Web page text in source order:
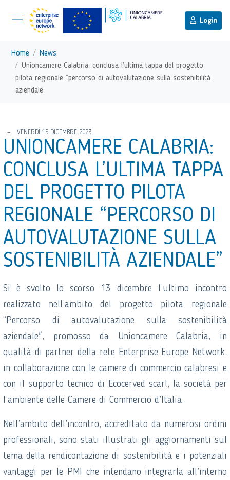
Vai ai contenuti
Login
torna al menu di scelta rapida
Menu di navigazione principale
Home
News
Unioncamere Calabria: conclusa l’ultima tappa del progetto
pilota regionale “percorso di autovalutazione sulla sostenibilità
aziendale”
VENERDÌ 15 DICEMBRE 2023
UNIONCAMERE CALABRIA:
CONCLUSA L’ULTIMA TAPPA
DEL PROGETTO PILOTA
REGIONALE “PERCORSO DI
AUTOVALUTAZIONE SULLA
SOSTENIBILITÀ AZIENDALE”
Si è svolto lo scorso 13 dicembre l’ultimo incontro
realizzato nell’ambito del progetto pilota regionale
“Percorso di autovalutazione sulla sostenibilità
aziendale", promosso da Unioncamere Calabria, in
qualità di partner della rete Enterprise Europe Network,
in collaborazione con le camere di commercio calabresi e
con il supporto tecnico di Ecocerved scarl, la società per
l’ambiente delle Camere di Commercio d’Italia.
Nell’ambito dell’incontro, accreditato da numerosi ordini
professionali, sono stati illustrati gli aggiornamenti sul
tema della rendicontazione di sostenibilità e i potenziali
vantaggi per le PMI che intendano integrarla all’interno